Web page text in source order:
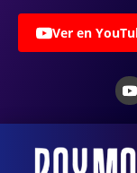
Ver en